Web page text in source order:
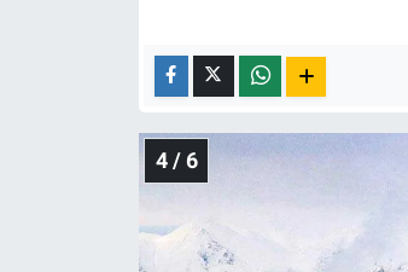
4 / 6